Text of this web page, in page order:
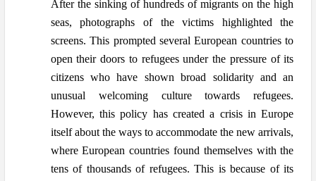
After the sinking of hundreds of migrants on the high
seas, photographs of the victims highlighted the
screens. This prompted several European countries to
open their doors to refugees under the pressure of its
citizens who have shown broad solidarity and an
unusual welcoming culture towards refugees.
However, this policy has created a crisis in Europe
itself about the ways to accommodate the new arrivals,
where European countries found themselves with the
tens of thousands of refugees. This is because of its